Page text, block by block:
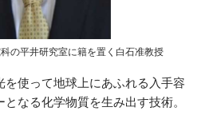
の平井研究室に籍を置く白石准教授
を使って地球上にあふれる入手容
なる化学物質を生み出す技術。